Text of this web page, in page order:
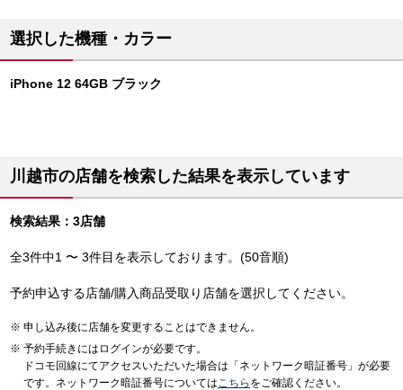
選択した機種・カラー
iPhone 12 64GB ブラック
川越市の店舗を検索した結果を表示しています
検索結果：3店舗
全3件中1 〜 3件目を表示しております。(50音順)
予約申込する店舗/購入商品受取り店舗を選択してください。
申し込み後に店舗を変更することはできません。
予約手続きにはログインが必要です。
ドコモ回線にてアクセスいただいた場合は「ネットワーク暗証番号」が必要
です。ネットワーク暗証番号についてはこちら をご確認ください。